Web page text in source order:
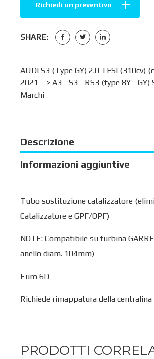
Richiedi un preventivo
SHARE:
AUDI S3 (Type GY) 2.0 TFSI (310cv)
2021-- > A3 - S3 - RS3 (type 8Y - GY)
Marchi
Descrizione
Informazioni aggiuntive
Tubo sostituzione catalizzatore
Catalizzatore e GPF/OPF)
NOTE: Compatibile su turbina
anello diam. 104mm)
Euro 6D
Richiede rimappatura della centralina
PRODOTTI